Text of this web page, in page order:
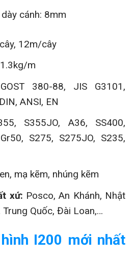
cánh: 8mm
12m/cây
m
380-88, JIS G3101,
ANSI, EN
S355JO, A36, SS400,
S275, S275JO, S235,
mạ kẽm, nhúng kẽm
xứ: Posco, An Khánh, Nhật
Trung Quốc, Đài Loan,…
I200 mới nhất